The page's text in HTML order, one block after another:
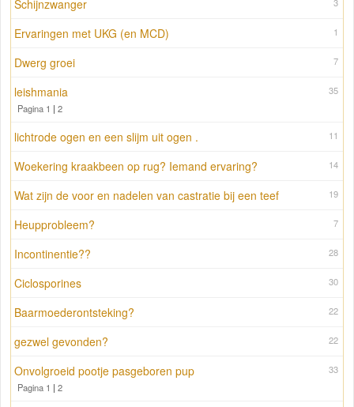
3
Schijnzwanger
1
Ervaringen met UKG (en MCD)
7
Dwerg groei
35
leishmania
Pagina 1 | 2
11
lichtrode ogen en een slijm uit ogen .
14
Woekering kraakbeen op rug? Iemand ervaring?
19
Wat zijn de voor en nadelen van castratie bij een teef
7
Heupprobleem?
28
Incontinentie??
30
Ciclosporines
22
Baarmoederontsteking?
22
gezwel gevonden?
33
Onvolgroeid pootje pasgeboren pup
Pagina 1 | 2